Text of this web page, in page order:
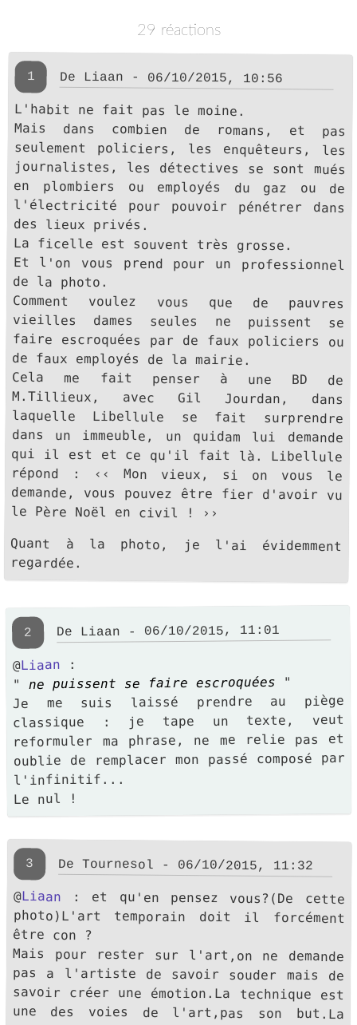
29 réactions
1 De Liaan - 06/10/2015, 10:56
L'habit ne fait pas le moine.
Mais dans combien de romans, et pas
seulement policiers, les enquêteurs, les
journalistes, les détectives se sont mués
en plombiers ou employés du gaz ou de
l'électricité pour pouvoir pénétrer dans
des lieux privés.
La ficelle est souvent très grosse.
Et l'on vous prend pour un professionnel
de la photo.
Comment voulez vous que de pauvres
vieilles dames seules ne puissent se
faire escroquées par de faux policiers ou
de faux employés de la mairie.
Cela me fait penser à une BD de
M.Tillieux, avec Gil Jourdan, dans
laquelle Libellule se fait surprendre
dans un immeuble, un quidam lui demande
qui il est et ce qu'il fait là. Libellule
répond : ‹‹ Mon vieux, si on vous le
demande, vous pouvez être fier d'avoir vu
le Père Noël en civil ! ››
Quant à la photo, je l'ai évidemment
regardée.
2 De Liaan - 06/10/2015, 11:01
@Liaan :
" ne puissent se faire escroquées "
Je me suis laissé prendre au piège
classique : je tape un texte, veut
reformuler ma phrase, ne me relie pas et
oublie de remplacer mon passé composé par
l'infinitif...
Le nul !
3 De Tournesol - 06/10/2015, 11:32
@Liaan : et qu'en pensez vous?(De cette
photo)L'art temporain doit il forcément
être con ?
Mais pour rester sur l'art,on ne demande
pas a l'artiste de savoir souder mais de
savoir créer une émotion.La technique est
une des voies de l'art,pas son but.La
question est:oui mais quand c'est
fonctionnel ET beau c'est de l'art?je
sais pas et vous? Sensibles à une belle